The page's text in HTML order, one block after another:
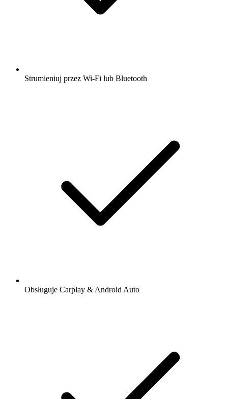
Strumieniuj przez Wi-Fi lub Bluetooth
Obsługuje Carplay & Android Auto